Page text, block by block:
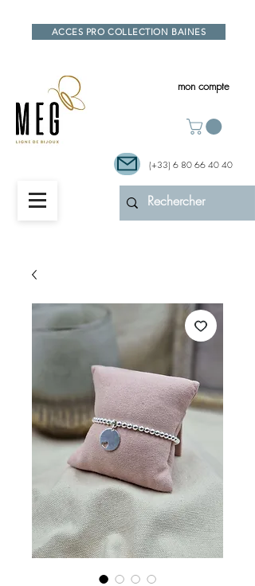
ACCES PRO COLLECTION BAINES
mon compte
(+33) 6 80 66 40 40